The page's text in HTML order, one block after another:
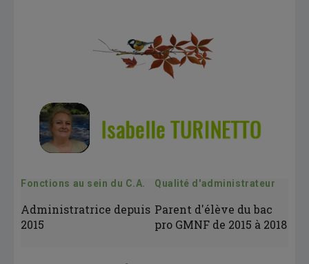
Fonctions au sein du C.A.
Administratrice depuis
2015
Qualité d'administrateur
Parent d'élève du bac
pro GMNF de 2015 à 2018